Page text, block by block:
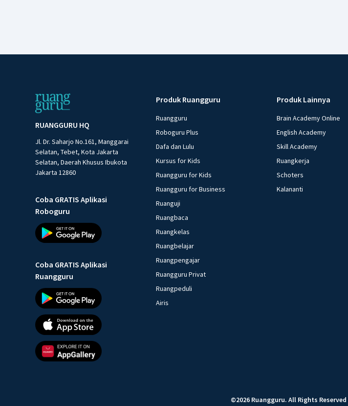
RUANGGURU HQ
Jl. Dr. Saharjo No.161, Manggarai
Selatan, Tebet, Kota Jakarta
Selatan, Daerah Khusus Ibukota
Jakarta 12860
Coba GRATIS Aplikasi
Roboguru
Coba GRATIS Aplikasi
Ruangguru
Produk Ruangguru
Ruangguru
Roboguru Plus
Dafa dan Lulu
Kursus for Kids
Ruangguru for Kids
Ruangguru for Business
Ruanguji
Ruangbaca
Ruangkelas
Ruangbelajar
Ruangpengajar
Ruangguru Privat
Ruangpeduli
Airis
Produk Lainnya
Brain Academy Online
English Academy
Skill Academy
Ruangkerja
Schoters
Kalananti
©2026 Ruangguru. All Rights Reserved